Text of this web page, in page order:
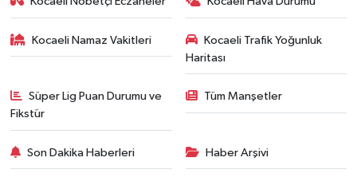
Kocaeli Namaz Vakitleri
Kocaeli Trafik Yoğunluk
Haritası
Süper Lig Puan Durumu ve
Fikstür
Tüm Manşetler
Son Dakika Haberleri Haber Arşivi